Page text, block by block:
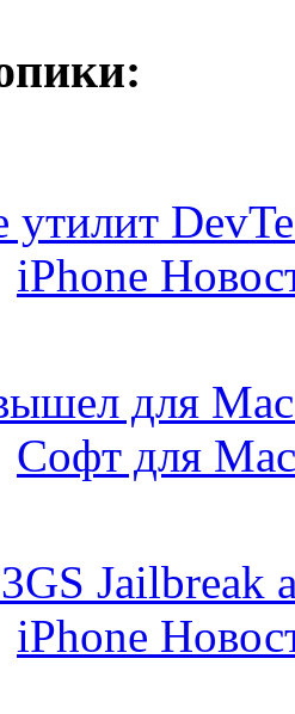
iPhone
для
Софт для
Jailbreak
iPhone